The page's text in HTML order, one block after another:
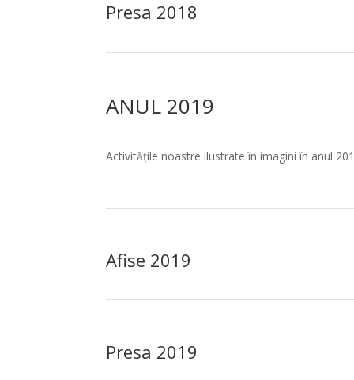
Presa 2018
ANUL 2019
Activitățile noastre ilustrate în imagini în anul
Afise 2019
Presa 2019